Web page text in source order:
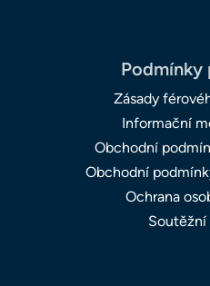
Podmínky
Zásady
Informační
Obchodní
Obchodní
Ochrana
Soutěžní